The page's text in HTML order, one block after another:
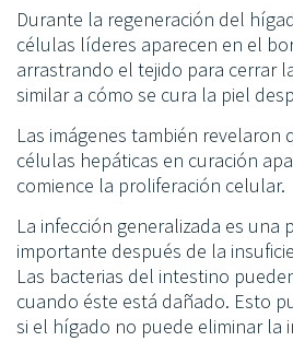
Durante la regeneración del
células líderes aparecen en el
arrastrando el tejido para cerrar
similar a cómo se cura la piel
Las imágenes también revelaron
células hepáticas en curación
comience la proliferación celular.
La infección generalizada es una
importante después de la
Las bacterias del intestino
cuando éste está dañado. Esto
si el hígado no puede eliminar la